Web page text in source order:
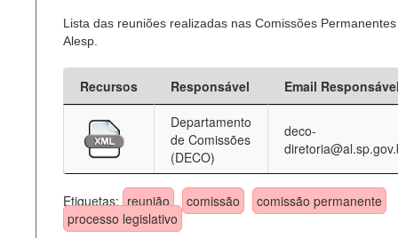
Lista das reuniões realizadas nas Comissões
Alesp.
Recursos Responsável
Email
Departamento
de Comissões
(DECO)
deco-
Etiquetas: reunião comissão
comissão permanente
processo legislativo